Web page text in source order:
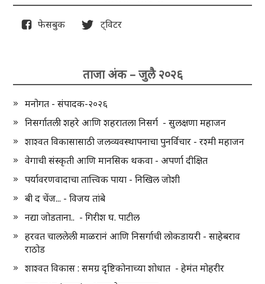
फेसबुक ट्विटर
ताजा अंक – जुलै २०२६
मनोगत - संपादक-२०२६
निसर्गातली शहरे आणि शहरातला निसर्ग - सुलक्षणा महाजन
शाश्वत विकासासाठी जलव्यवस्थापनाचा पुनर्विचार - रश्मी महाजन
वेगाची संस्कृती आणि मानसिक थकवा - अपर्णा दीक्षित
पर्यावरणवादाचा तात्त्विक पाया - निखिल जोशी
बी द चेंज... - विजय तांबे
नद्या जोडताना.. - गिरीश घ. पाटील
हरवत चाललेली माळरानं आणि निसर्गाची लोकडायरी - साहेबराव
राठोड
शाश्वत विकास : समग्र दृष्टिकोनाच्या शोधात - हेमंत मोहरीर